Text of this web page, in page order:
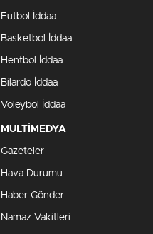
Futbol İddaa
Basketbol İddaa
Hentbol İddaa
Bilardo İddaa
Voleybol İddaa
MULTİMEDYA
Gazeteler
Hava Durumu
Haber Gönder
Namaz Vakitleri